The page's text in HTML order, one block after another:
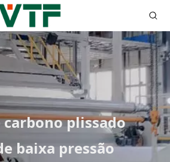
plissado
baixa pressão